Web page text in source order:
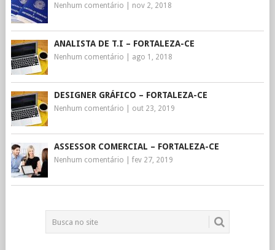
Nenhum comentário nov 2, 2018
ANALISTA DE T.I – FORTALEZA-CE
Nenhum comentário ago 1, 2018
DESIGNER GRÁFICO – FORTALEZA-CE
Nenhum comentário out 23, 2019
ASSESSOR COMERCIAL – FORTALEZA-CE
Nenhum comentário fev 27, 2019